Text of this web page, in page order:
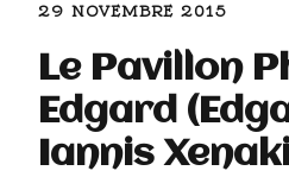
29 NOVEMBRE 2015
Le Pavillon
Edgard
Iannis